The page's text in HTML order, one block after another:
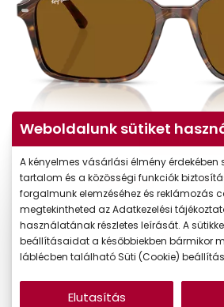
Weboldalunk sütiket
A kényelmes vásárlási élmény érdekében
tartalom és a közösségi funkciók
forgalmunk elemzéséhez és reklámozás
megtekintheted az Adatkezelési
használatának részletes leírását. A
beállításaidat a későbbiekben bármikor
láblécben található Süti (Cookie)
Elutasítás